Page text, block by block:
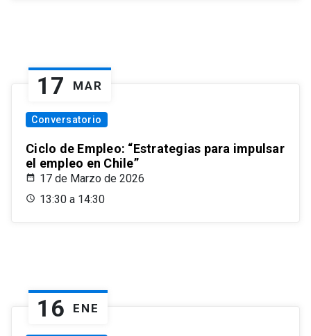
17 MAR
Conversatorio
Ciclo de Empleo: “Estrategias para impulsar
el empleo en Chile”
17 de Marzo de 2026
13:30 a 14:30
16 ENE